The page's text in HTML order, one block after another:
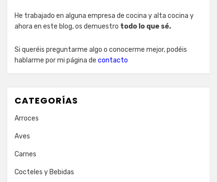
He trabajado en alguna empresa de cocina y alta cocina y
ahora en este blog, os demuestro todo lo que sé.
Si queréis preguntarme algo o conocerme mejor, podéis
hablarme por mi página de contacto
CATEGORÍAS
Arroces
Aves
Carnes
Cocteles y Bebidas